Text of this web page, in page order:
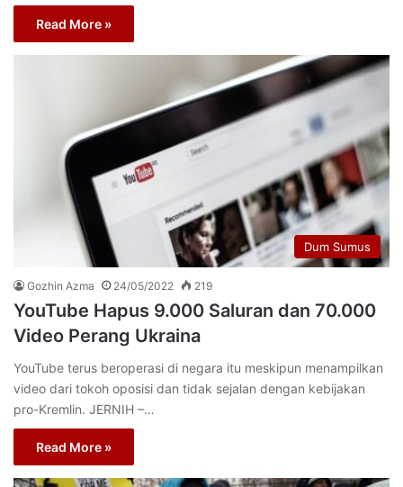
Read More »
Dum Sumus
Gozhin Azma 24/05/2022 219
YouTube Hapus 9.000 Saluran dan 70.000
Video Perang Ukraina
YouTube terus beroperasi di negara itu meskipun menampilkan
video dari tokoh oposisi dan tidak sejalan dengan kebijakan
pro-Kremlin. JERNIH –…
Read More »